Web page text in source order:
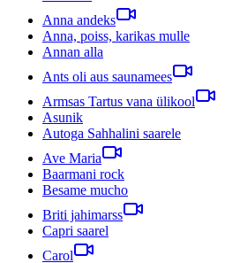
Anna andeks
Anna, poiss, karikas mulle
Annan alla
Ants oli aus saunamees
Armsas Tartus vana ülikool
Asunik
Autoga Sahhalini saarele
Ave Maria
Baarmani rock
Besame mucho
Briti jahimarss
Capri saarel
Carol